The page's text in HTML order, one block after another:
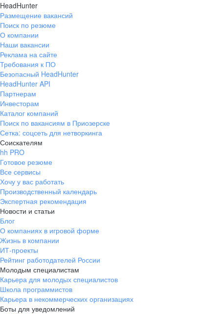
HeadHunter
Размещение вакансий
Поиск по резюме
О компании
Наши вакансии
Реклама на сайте
Требования к ПО
Безопасный HeadHunter
HeadHunter API
Партнерам
Инвесторам
Каталог компаний
Поиск по вакансиям в Приозерске
Сетка: соцсеть для нетворкинга
Соискателям
hh PRO
Готовое резюме
Все сервисы
Хочу у вас работать
Производственный календарь
Экспертная рекомендация
Новости и статьи
Блог
О компаниях в игровой форме
Жизнь в компании
ИТ-проекты
Рейтинг работодателей России
Молодым специалистам
Карьера для молодых специалистов
Школа программистов
Карьера в некоммерческих организациях
Боты для уведомлений